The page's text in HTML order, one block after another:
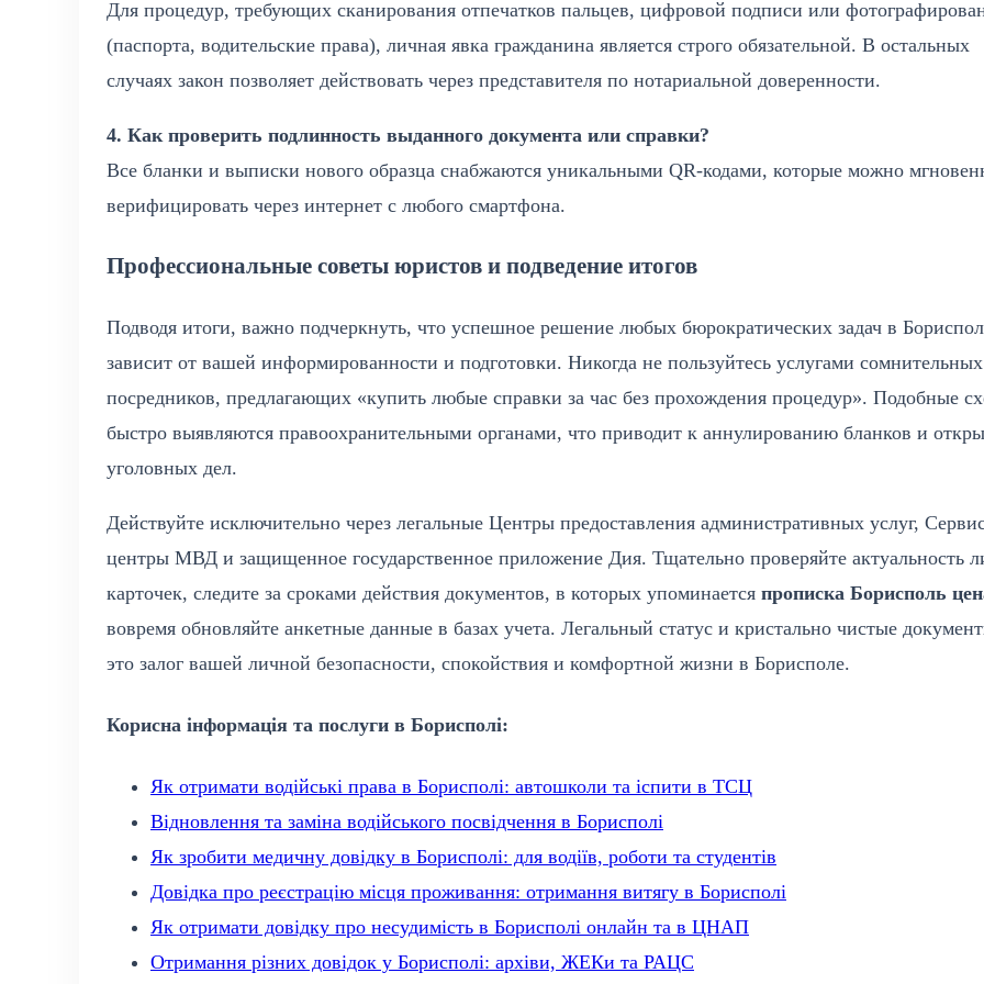
Для процедур, требующих сканирования отпечатков пальцев, цифровой подписи или
(паспорта, водительские права), личная явка гражданина является строго обязательной. В остальных
случаях закон позволяет действовать через представителя по нотариальной доверенности.
4. Как проверить подлинность выданного документа или справки?
Все бланки и выписки нового образца снабжаются уникальными QR-кодами, которые можно
верифицировать через интернет с любого смартфона.
Профессиональные советы юристов и подведение итогов
Подводя итоги, важно подчеркнуть, что успешное решение любых бюрократических задач в
зависит от вашей информированности и подготовки. Никогда не пользуйтесь услугами сомнительных
посредников, предлагающих «купить любые справки за час без прохождения процедур». Подобные
быстро выявляются правоохранительными органами, что приводит к аннулированию бланков и
уголовных дел.
Действуйте исключительно через легальные Центры предоставления административных услуг,
центры МВД и защищенное государственное приложение Дия. Тщательно проверяйте актуальность
карточек, следите за сроками действия документов, в которых упоминается прописка Борисполь
вовремя обновляйте анкетные данные в базах учета. Легальный статус и кристально чистые
это залог вашей личной безопасности, спокойствия и комфортной жизни в Борисполе.
Корисна інформація та послуги в Борисполі:
Як отримати водійські права в Борисполі: автошколи та іспити в ТСЦ
Відновлення та заміна водійського посвідчення в Борисполі
Як зробити медичну довідку в Борисполі: для водіїв, роботи та студентів
Довідка про реєстрацію місця проживання: отримання витягу в Борисполі
Як отримати довідку про несудимість в Борисполі онлайн та в ЦНАП
Отримання різних довідок у Борисполі: архіви, ЖЕКи та РАЦС